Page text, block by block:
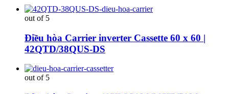
out of 5
Điều hòa Carrier inverter Cassette 60 x 60 |
42QTD/38QUS-DS
out of 5